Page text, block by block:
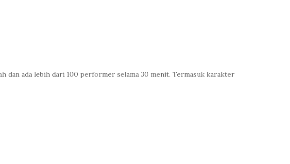
dan ada lebih dari 100 performer selama 30 menit. Termasuk karakter